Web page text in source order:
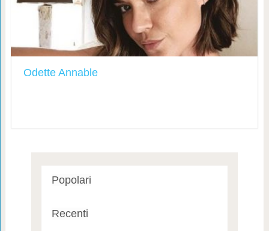
Odette Annable
Popolari
Recenti